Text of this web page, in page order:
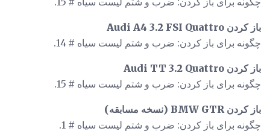
باز کردن Audi A4 3.2 FSI Quattro
چگونه برای باز کردن: ضرب و شتم لیست سیاه # 14.
باز کردن Audi TT 3.2 Quattro
چگونه برای باز کردن: ضرب و شتم لیست سیاه # 15.
باز کردن BMW GTR (نسخه مسابقه)
چگونه برای باز کردن: ضرب و شتم لیست سیاه # 1.